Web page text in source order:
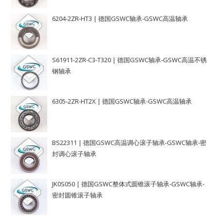
6204-2ZR-HT3 | 德国GSWC轴承-GSWC高温轴承
S61911-2ZR-C3-T320 | 德国GSWC轴承-GSWC高温不锈
钢轴承
6305-2ZR-HT2X | 德国GSWC轴承-GSWC高温轴承
BS22311 | 德国GSWC高温调心滚子轴承-GSWC轴承-密
封调心滚子轴承
JK0S050 | 德国GSWC整体式圆锥滚子轴承-GSWC轴承-
密封圆锥滚子轴承